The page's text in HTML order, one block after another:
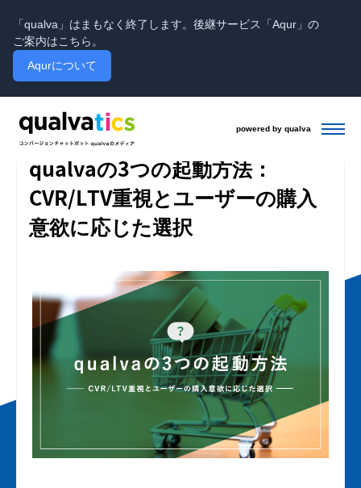
「qualva」はまもなく終了します。後継サービス「Aqur」の
ご案内はこちら。
Aqurについて
powered by qualva
投稿日:2021.3.16 / 更新日:2024.2.5
qualvaの3つの起動方法：
CVR/LTV重視とユーザーの購入
意欲に応じた選択